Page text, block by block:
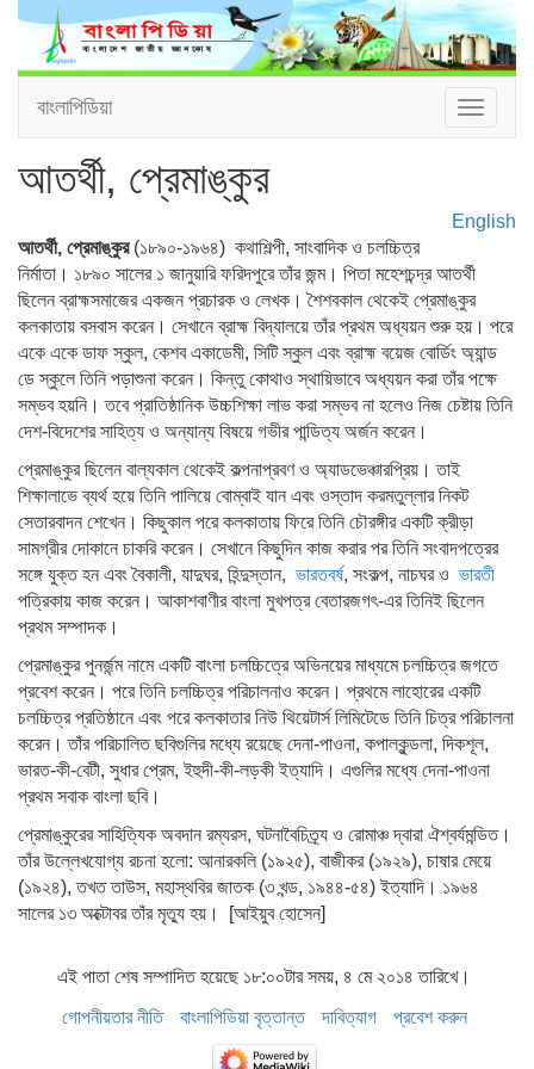
Toggle
বাংলাপিডিয়া
আতর্থী, প্রেমাঙ্কুর
English
আতর্থী, প্রেমাঙ্কুর(১৮৯০-১৯৬৪) কথাশিল্পী, সাংবাদিক ও চলচ্চিত্র
নির্মাতা। ১৮৯০ সালের ১ জানুয়ারি ফরিদপুরে তাঁর জন্ম। পিতা মহেশচন্দ্র আতর্থী
ছিলেন ব্রাহ্মসমাজের একজন প্রচারক ও লেখক। শৈশবকাল থেকেই প্রেমাঙ্কুর
কলকাতায় বসবাস করেন। সেখানে ব্রাহ্ম বিদ্যালয়ে তাঁর প্রথম অধ্যয়ন শুরু হয়। পরে
একে একে ডাফ স্কুল, কেশব একাডেমী, সিটি স্কুল এবং ব্রাহ্ম বয়েজ বোর্ডিং অ্যান্ড
ডে স্কুলে তিনি পড়াশুনা করেন। কিন্তু কোথাও স্থায়িভাবে অধ্যয়ন করা তাঁর পক্ষে
সম্ভব হয়নি। তবে প্রাতিষ্ঠানিক উচ্চশিক্ষা লাভ করা সম্ভব না হলেও নিজ চেষ্টায় তিনি
দেশ-বিদেশের সাহিত্য ও অন্যান্য বিষয়ে গভীর পান্ডিত্য অর্জন করেন।
প্রেমাঙ্কুর ছিলেন বাল্যকাল থেকেই কল্পনাপ্রবণ ও অ্যাডভেঞ্চারপ্রিয়। তাই
শিক্ষালাভে ব্যর্থ হয়ে তিনি পালিয়ে বোম্বাই যান এবং ওস্তাদ করমতুল্লার নিকট
সেতারবাদন শেখেন। কিছুকাল পরে কলকাতায় ফিরে তিনি চৌরঙ্গীর একটি ক্রীড়া
সামগ্রীর দোকানে চাকরি করেন। সেখানে কিছুদিন কাজ করার পর তিনি সংবাদপত্রের
সঙ্গে যুক্ত হন এবং বৈকালী, যাদুঘর, হিন্দুস্তান, ভারতবর্ষ, সংকল্প, নাচঘর ও ভারতী
পত্রিকায় কাজ করেন। আকাশবাণীর বাংলা মুখপত্র বেতারজগৎ-এর তিনিই ছিলেন
প্রথম সম্পাদক।
প্রেমাঙ্কুর পুনর্জন্ম নামে একটি বাংলা চলচ্চিত্রে অভিনয়ের মাধ্যমে চলচ্চিত্র জগতে
প্রবেশ করেন। পরে তিনি চলচ্চিত্র পরিচালনাও করেন। প্রথমে লাহোরের একটি
চলচ্চিত্র প্রতিষ্ঠানে এবং পরে কলকাতার নিউ থিয়েটার্স লিমিটেডে তিনি চিত্র পরিচালনা
করেন। তাঁর পরিচালিত ছবিগুলির মধ্যে রয়েছে দেনা-পাওনা, কপালকুন্ডলা, দিকশূল,
ভারত-কী-বেটী, সুধার প্রেম, ইহুদী-কী-লড়কী ইত্যাদি। এগুলির মধ্যে দেনা-পাওনা
প্রথম সবাক বাংলা ছবি।
প্রেমাঙ্কুরের সাহিত্যিক অবদান রম্যরস, ঘটনাবৈচিত্র্য ও রোমাঞ্চ দ্বারা ঐশ্বর্যমন্ডিত।
তাঁর উল্লেখযোগ্য রচনা হলো: আনারকলি (১৯২৫), বাজীকর (১৯২৯), চাষার মেয়ে
(১৯২৪), তখত তাউস, মহাস্থবির জাতক (৩ খন্ড, ১৯৪৪-৫৪) ইত্যাদি। ১৯৬৪
সালের ১৩ অক্টোবর তাঁর মৃত্যু হয়। [আইয়ুব হোসেন]
এই পাতা শেষ সম্পাদিত হয়েছে ১৮:০০টার সময়, ৪ মে ২০১৪ তারিখে।
গোপনীয়তার নীতি
বাংলাপিডিয়া বৃত্তান্ত দাবিত্যাগ প্রবেশ করুন